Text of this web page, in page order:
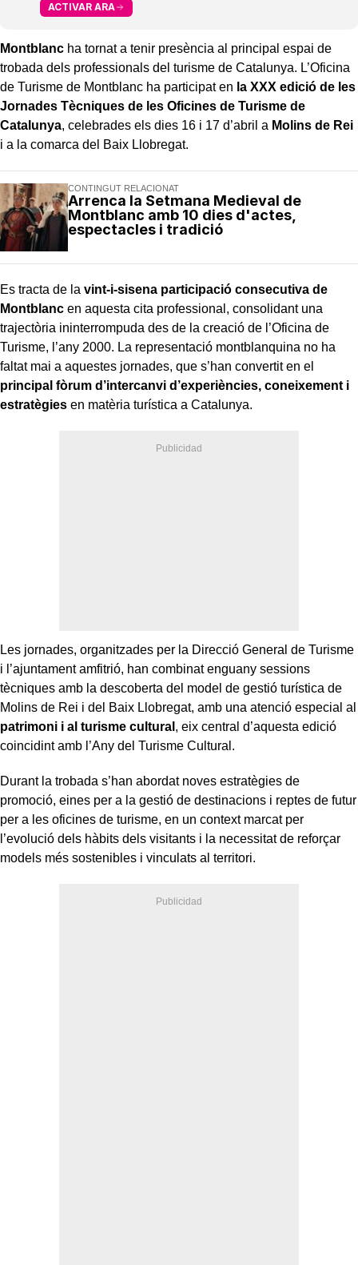
ACTIVAR ARA
Montblanc ha tornat a tenir presència al principal espai de
trobada dels professionals del turisme de Catalunya. L’Oficina
de Turisme de Montblanc ha participat en la XXX edició de les
Jornades Tècniques de les Oficines de Turisme de
Catalunya, celebrades els dies 16 i 17 d’abril a Molins de Rei
i a la comarca del Baix Llobregat.
CONTINGUT RELACIONAT
Arrenca la Setmana Medieval de
Montblanc amb 10 dies d'actes,
espectacles i tradició
Es tracta de la vint-i-sisena participació consecutiva de
Montblanc en aquesta cita professional, consolidant una
trajectòria ininterrompuda des de la creació de l’Oficina de
Turisme, l’any 2000. La representació montblanquina no ha
faltat mai a aquestes jornades, que s’han convertit en el
principal fòrum d’intercanvi d’experiències, coneixement i
estratègies en matèria turística a Catalunya.
Les jornades, organitzades per la Direcció General de Turisme
i l’ajuntament amfitrió, han combinat enguany sessions
tècniques amb la descoberta del model de gestió turística de
Molins de Rei i del Baix Llobregat, amb una atenció especial al
patrimoni i al turisme cultural , eix central d’aquesta edició
coincidint amb l’Any del Turisme Cultural.
Durant la trobada s’han abordat noves estratègies de
promoció, eines per a la gestió de destinacions i reptes de futur
per a les oficines de turisme, en un context marcat per
l’evolució dels hàbits dels visitants i la necessitat de reforçar
models més sostenibles i vinculats al territori.